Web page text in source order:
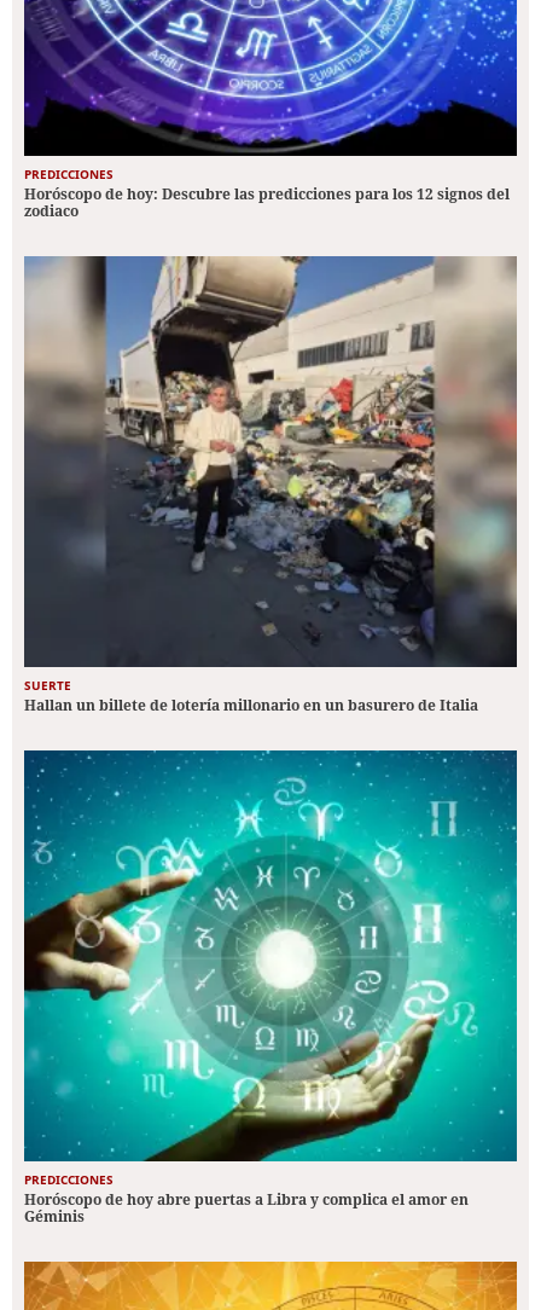
PREDICCIONES
Horóscopo de hoy: Descubre las predicciones para los 12 signos del
zodiaco
SUERTE
Hallan un billete de lotería millonario en un basurero de Italia
PREDICCIONES
Horóscopo de hoy abre puertas a Libra y complica el amor en
Géminis